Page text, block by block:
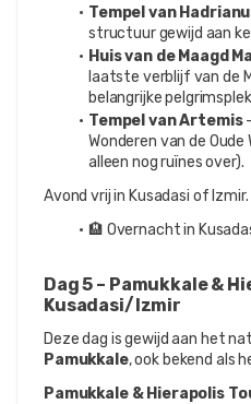
Tempel van
structuur gewijd aan
Huis van de Maagd
laatste verblijf van de
belangrijke
Tempel van Artemis
Wonderen van de
alleen nog ruïnes over).
Avond vrij in Kusadasi of Izmir.
🏨 Overnacht in
Dag 5 – Pamukkale &
Kusadasi/Izmir
Pamukkale, ook bekend als
Pamukkale & Hierapolis